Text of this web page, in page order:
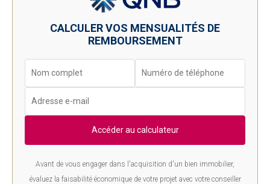
CALCULER VOS MENSUALITÉS DE
REMBOURSEMENT
Accéder au calculateur
Avant de vous engager dans l'acquisition d'un bien immobilier,
évaluez la faisabilité économique de votre projet avec votre conseiller